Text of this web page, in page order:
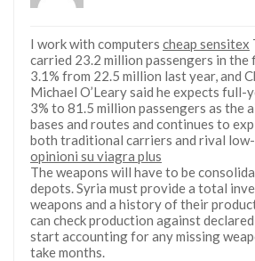
I work with computers cheap sensitex
carried 23.2 million passengers in the
3.1% from 22.5 million last year, and
Michael O’Leary said he expects
3% to 81.5 million passengers as the
bases and routes and continues to
both traditional carriers and rival
opinioni su viagra plus
The weapons will have to be
depots. Syria must provide a total
weapons and a history of their
can check production against
start accounting for any missing
take months.